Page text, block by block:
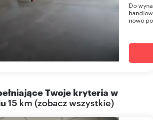
Do
nowo
Twoje kryteria w
15 km (zobacz wszystkie)